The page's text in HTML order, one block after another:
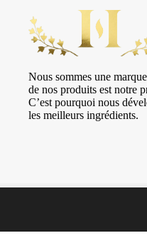
Nous sommes une
de nos produits est notre
C’est pourquoi nous
les meilleurs ingrédients.